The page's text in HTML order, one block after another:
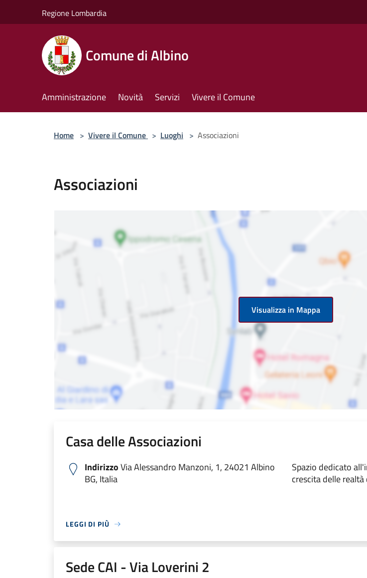
Regione Lombardia
Comune di Albino
Amministrazione Novità Servizi Vivere il Comune
Home > Vivere il Comune > Luoghi > Associazioni
Associazioni
Visualizza in Mappa
Casa delle Associazioni
IndirizzoVia Alessandro Manzoni, 1, 24021 Albino
BG, Italia
Spazio dedicato
crescita delle
LEGGI DI PIÙ
Sede CAI - Via Loverini 2